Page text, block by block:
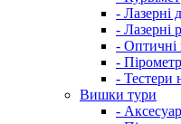
- Лазерні
- Лазерні
- Оптичні
-
- Тестери
Вишки тури
-